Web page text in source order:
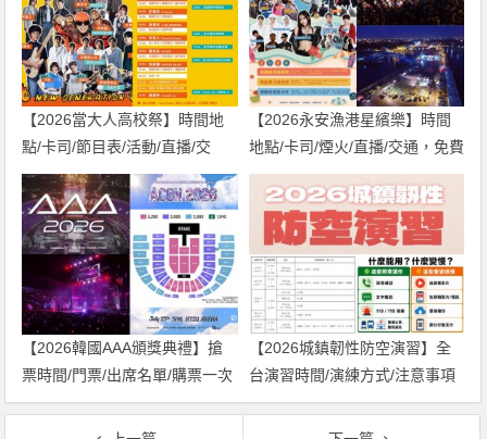
【2026當大人高校祭】時間地
點/卡司/節目表/活動/直播/交
通，免費入場！
【2026永安漁港星繽樂】時間
地點/卡司/煙火/直播/交通，免費
入場！
【2026韓國AAA頒獎典禮】搶
票時間/門票/出席名單/購票一次
看！
【2026城鎮韌性防空演習】全
台演習時間/演練方式/注意事項
一次看！